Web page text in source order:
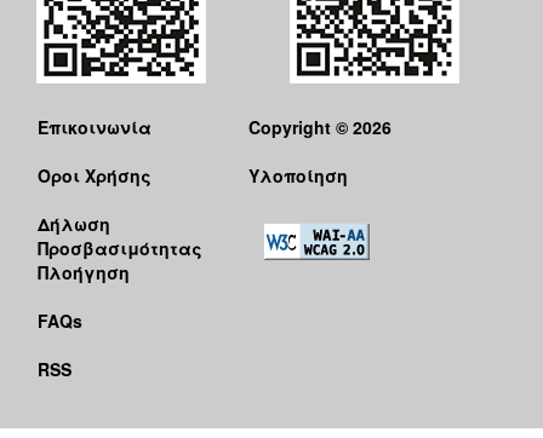
Επικοινωνία
Όροι Χρήσης
Δήλωση
Προσβασιμότητας
Πλοήγηση
FAQs
RSS
Copyright © 2026
Υλοποίηση